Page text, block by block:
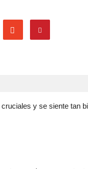
y se siente tan